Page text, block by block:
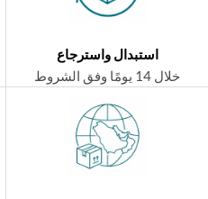
استبدال واسترجاع